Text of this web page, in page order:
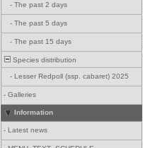
- The past 2 days
- The past 5 days
- The past 15 days
Species distribution
- Lesser Redpoll (ssp. cabaret) 2025
- Galleries
Information
- Latest news